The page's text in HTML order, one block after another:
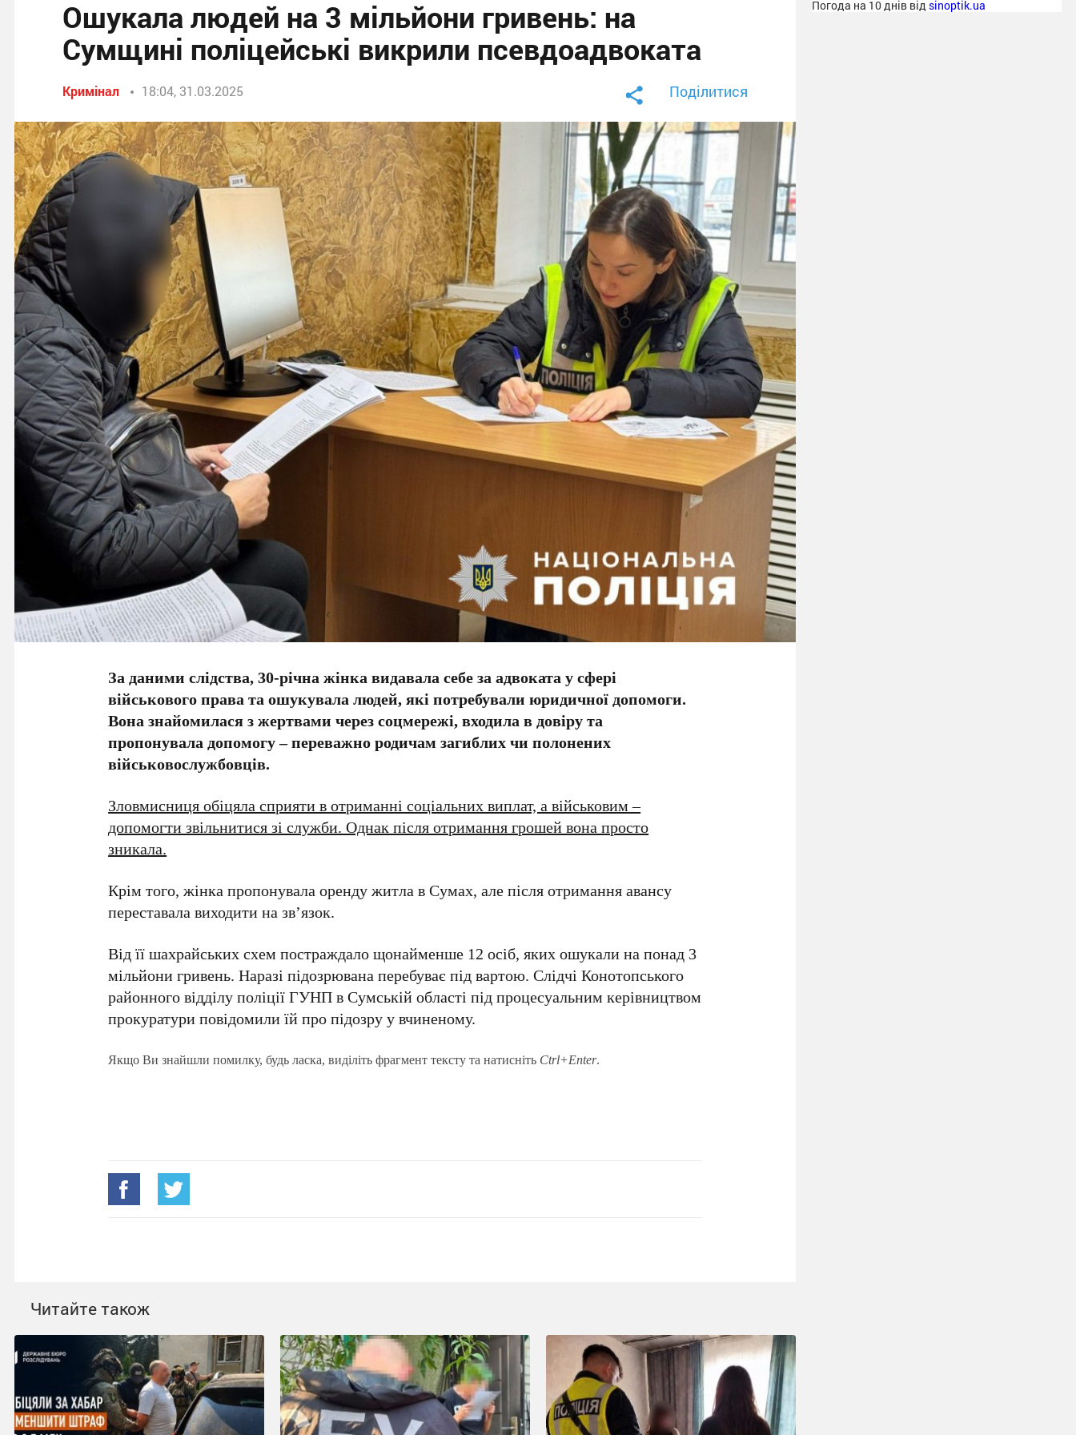
Ошукала людей на 3 мільйони гривень: на
Сумщині поліцейські викрили псевдоадвоката
Кримінал 18:04, 31.03.2025 Поділитися
За даними слідства, 30-річна жінка видавала себе за адвоката у сфері
військового права та ошукувала людей, які потребували юридичної допомоги.
Вона знайомилася з жертвами через соцмережі, входила в довіру та
пропонувала допомогу – переважно родичам загиблих чи полонених
військовослужбовців.
Зловмисниця обіцяла сприяти в отриманні соціальних виплат, а військовим –
допомогти звільнитися зі служби. Однак після отримання грошей вона просто
зникала.
Крім того, жінка пропонувала оренду житла в Сумах, але після отримання авансу
переставала виходити на зв’язок.
Від її шахрайських схем постраждало щонайменше 12 осіб, яких ошукали на понад 3
мільйони гривень. Наразі підозрювана перебуває під вартою. Слідчі Конотопського
районного відділу поліції ГУНП в Сумській області під процесуальним керівництвом
прокуратури повідомили їй про підозру у вчиненому.
Якщо Ви знайшли помилку, будь ласка, виділіть фрагмент тексту та натисніть Ctrl+Enter.
Читайте також
Погода на 10 днів від sinoptik.ua